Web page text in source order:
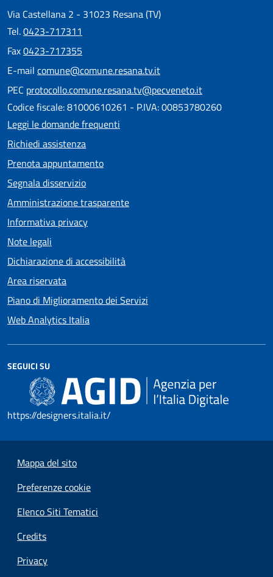
Via Castellana 2 - 31023 Resana (TV)
Tel.0423-717311
Fax0423-717355
E-mail comune@comune.resana.tv.it
PEC protocollo.comune.resana.tv@pecveneto.it
Codice fiscale: 81000610261 - P.IVA: 00853780260
Leggi le domande frequenti
Richiedi assistenza
Prenota appuntamento
Segnala disservizio
Amministrazione trasparente
Informativa privacy
Note legali
Dichiarazione di accessibilità
Area riservata
Piano di Miglioramento dei Servizi
Web Analytics Italia
SEGUICI SU
https://designers.italia.it/
Mappa del sito
Preferenze cookie
Elenco Siti Tematici
Credits
Privacy